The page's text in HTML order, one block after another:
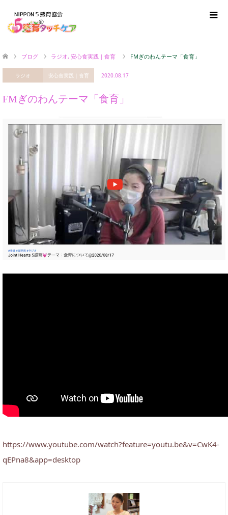
ブログ ラジオ, 安心食実践｜食育 FMぎのわんテーマ「食育」
ラジオ 安心食実践｜食育 2020.08.17
FMぎのわんテーマ「食育」
https://www.youtube.com/watch?feature=youtu.be&v=CwK4-
qEPna8&app=desktop